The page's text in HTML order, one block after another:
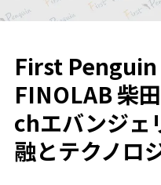
First
FINOLAB 柴
chエバンジェ
融とテクノロ